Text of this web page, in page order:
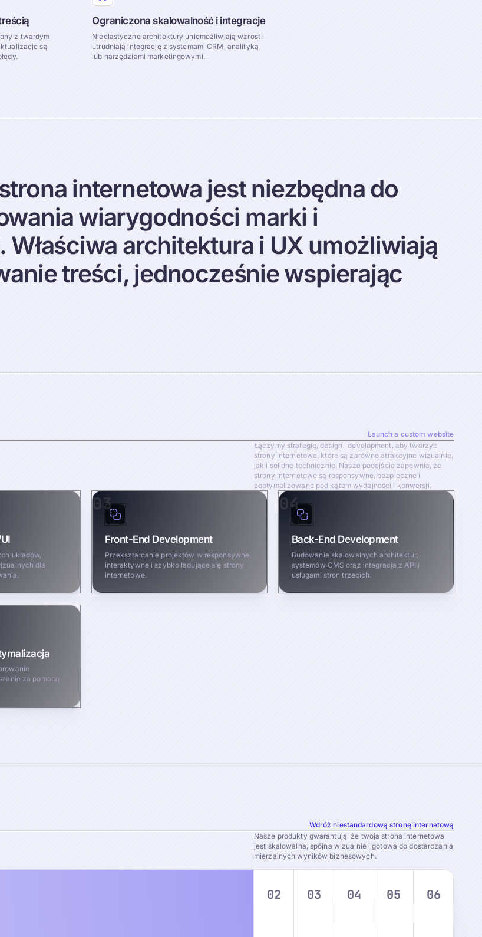
z twardym
są
Ograniczona skalowalność i integracje
Nieelastyczne architektury uniemożliwiają wzrost i
utrudniają integrację z systemami CRM, analityką
lub narzędziami marketingowymi.
internetowa jest niezbędna do
wiarygodności marki i
architektura i UX umożliwiają
treści, jednocześnie wspierając
Launch a custom website
Łączymy strategię, design i development, aby tworzyć
strony internetowe, które są zarówno atrakcyjne wizualnie,
jak i solidne technicznie. Nasze podejście zapewnia, że
strony internetowe są responsywne, bezpieczne i
zoptymalizowane pod kątem wydajności i konwersji.
układów,
dla
Front-End Development
Przekształcanie projektów w responsywne,
interaktywne i szybko ładujące się strony
internetowe.
03
Back-End Development
Budowanie skalowalnych architektur,
systemów CMS oraz integracja z API i
usługami stron trzecich.
04
za pomocą
Wdróż niestandardową stronę internetową
Nasze produkty gwarantują, że twoja strona internetowa
jest skalowalna, spójna wizualnie i gotowa do dostarczania
mierzalnych wyników biznesowych.
02 03 04 05 06